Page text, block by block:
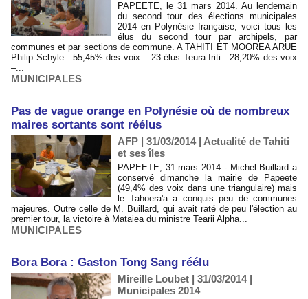
PAPEETE, le 31 mars 2014. Au lendemain
du second tour des élections municipales
2014 en Polynésie française, voici tous les
élus du second tour par archipels, par
communes et par sections de commune. A TAHITI ET MOOREA ARUE
Philip Schyle : 55,45% des voix – 23 élus Teura Iriti : 28,20% des voix
–...
MUNICIPALES
Pas de vague orange en Polynésie où de nombreux
maires sortants sont réélus
AFP | 31/03/2014| Actualité de Tahiti
et ses îles
PAPEETE, 31 mars 2014 - Michel Buillard a
conservé dimanche la mairie de Papeete
(49,4% des voix dans une triangulaire) mais
le Tahoera'a a conquis peu de communes
majeures. Outre celle de M. Buillard, qui avait raté de peu l'élection au
premier tour, la victoire à Mataiea du ministre Tearii Alpha...
MUNICIPALES
Bora Bora : Gaston Tong Sang réélu
Mireille Loubet | 31/03/2014|
Municipales 2014